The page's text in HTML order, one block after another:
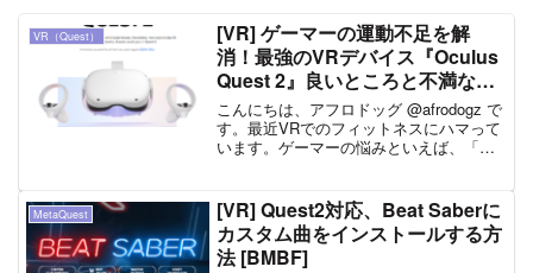
VR（Quest）
[VR] ゲーマーの運動不足を解
消！最強のVRデバイス『Oculus
Quest 2』良いところと不満なと
ころを紹介しよう。
こんにちは、アフロドッグ @afrodogz で
す。最近VRでのフィットネスにハマって
います。ゲーマーの悩みといえば、「運
ゃん！！！ということでVR機器『Oculus
...
MetaQuest
[VR] Quest2対応、Beat Saberに
カスタム曲をインストールする方
法 [BMBF]